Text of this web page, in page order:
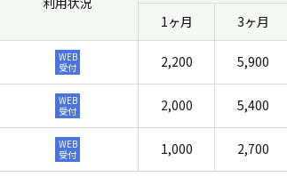
1ヶ月
3ヶ月
WEB
受付
2,200 5,900
WEB
受付
2,000 5,400
WEB
受付
1,000 2,700